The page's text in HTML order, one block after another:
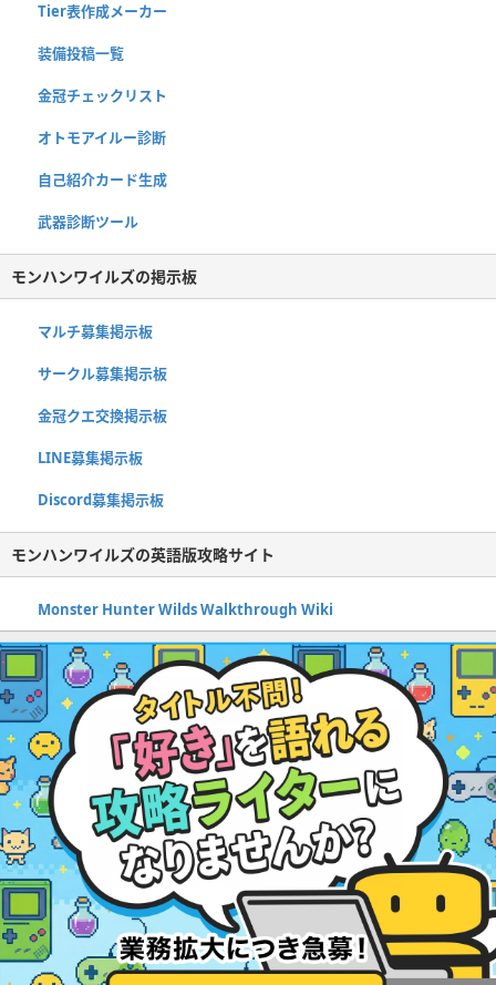
Tier表作成メーカー
装備投稿一覧
金冠チェックリスト
オトモアイルー診断
自己紹介カード生成
武器診断ツール
モンハンワイルズの掲示板
マルチ募集掲示板
サークル募集掲示板
金冠クエ交換掲示板
LINE募集掲示板
Discord募集掲示板
モンハンワイルズの英語版攻略サイト
Monster Hunter Wilds Walkthrough Wiki